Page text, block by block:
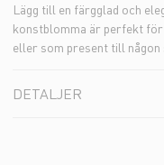
Lägg till en färgglad och
konstblomma är perfekt
eller som present till någon
DETALJER